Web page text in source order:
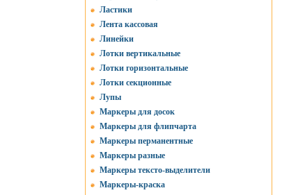
Ластики
Лента кассовая
Линейки
Лотки вертикальные
Лотки горизонтальные
Лотки секционные
Лупы
Маркеры для досок
Маркеры для флипчарта
Маркеры перманентные
Маркеры разные
Маркеры тексто-выделители
Маркеры-краска